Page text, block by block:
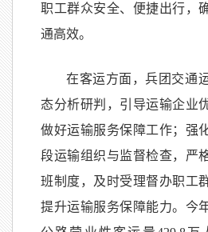
职工群众安全、便捷出行，
通高效。
在客运方面，兵团交通
态分析研判，引导运输企业
做好运输服务保障工作；强
段运输组织与监督检查，严
班制度，及时受理督办职工
提升运输服务保障能力。今